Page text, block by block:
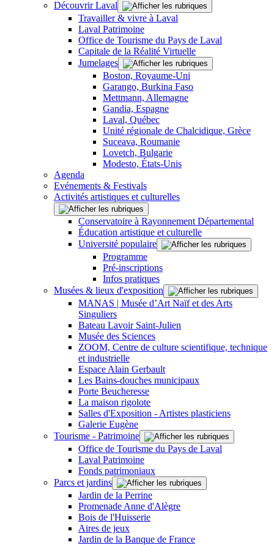
Découvrir Laval
Travailler & vivre à Laval
Laval Patrimoine
Office de Tourisme du Pays de Laval
Capitale de la Réalité Virtuelle
Jumelages
Boston, Royaume-Uni
Garango, Burkina Faso
Mettmann, Allemagne
Gandia, Espagne
Laval, Québec
Unité régionale de Chalcidique, Grèce
Suceava, Roumanie
Lovetch, Bulgarie
Modesto, États-Unis
Agenda
Evénements & Festivals
Activités artistiques et culturelles
Conservatoire à Rayonnement Départemental
Éducation artistique et culturelle
Université populaire
Programme
Pré-inscriptions
Infos pratiques
Musées & lieux d'exposition
MANAS | Musée d’Art Naïf et des Arts
Singuliers
Bateau Lavoir Saint-Julien
Musée des Sciences
ZOOM, Centre de culture scientifique, technique
et industrielle
Espace Alain Gerbault
Les Bains-douches municipaux
Porte Beucheresse
La maison rigolote
Salles d'Exposition - Artistes plasticiens
Galerie Eugène
Tourisme - Patrimoine
Office de Tourisme du Pays de Laval
Laval Patrimoine
Fonds patrimoniaux
Parcs et jardins
Jardin de la Perrine
Promenade Anne d'Alègre
Bois de l'Huisserie
Aires de jeux
Jardin de la Banque de France